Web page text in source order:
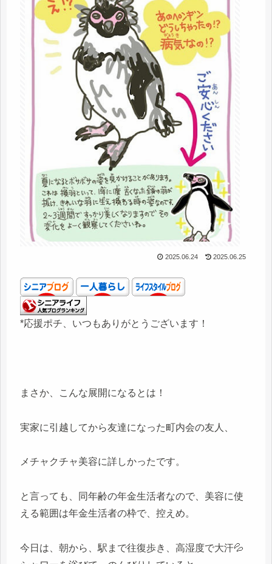
2025.06.24 2025.06.25
*応援ポチ、いつもありがとうございます！
まさか、こんな展開になるとは！
実家に引越してから友達になった町内会の友人、
メチャクチャ美容に詳しかったです。
と言っても、同年齢の年金生活者なので、美容に使
える範囲は年金生活者の枠で、控えめ。
今日は、朝から、駅まで往復歩き、高湿度で大汗💦